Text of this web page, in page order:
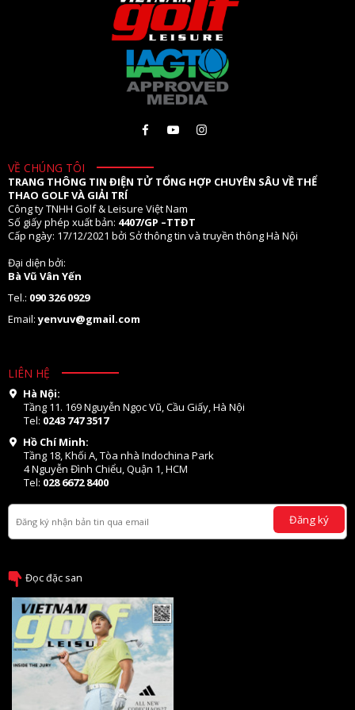
VỀ CHÚNG TÔI
TRANG THÔNG TIN ĐIỆN TỬ TỔNG HỢP CHUYÊN SÂU VỀ THỂ
THAO GOLF VÀ GIẢI TRÍ
Công ty TNHH Golf & Leisure Việt Nam
Số giấy phép xuất bản: 4407/GP –TTĐT
Cấp ngày: 17/12/2021 bởi Sở thông tin và truyền thông Hà Nội
Đại diện bởi:
Bà Vũ Vân Yến
Tel.: 090 326 0929
Email:yenvuv@gmail.com
LIÊN HỆ
Hà Nội:
Tầng 11. 169 Nguyễn Ngọc Vũ, Cầu Giấy, Hà Nội
Tel: 0243 747 3517
Hồ Chí Minh:
Tầng 18, Khối A, Tòa nhà Indochina Park
4 Nguyễn Đình Chiểu, Quận 1, HCM
Tel: 028 6672 8400
Đăng ký
Đọc đặc san